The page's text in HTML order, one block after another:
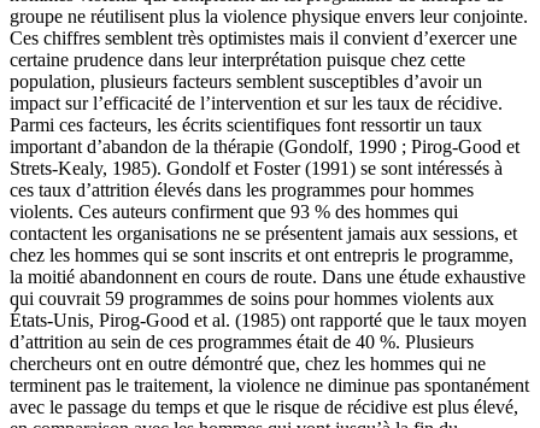
groupe ne réutilisent plus la violence physique envers leur conjointe.
Ces chiffres semblent très optimistes mais il convient d’exercer une
certaine prudence dans leur interprétation puisque chez cette
population, plusieurs facteurs semblent susceptibles d’avoir un
impact sur l’efficacité de l’intervention et sur les taux de récidive.
Parmi ces facteurs, les écrits scientifiques font ressortir un taux
important d’abandon de la thérapie (Gondolf, 1990 ; Pirog-Good et
Strets-Kealy, 1985). Gondolf et Foster (1991) se sont intéressés à
ces taux d’attrition élevés dans les programmes pour hommes
violents. Ces auteurs confirment que 93 % des hommes qui
contactent les organisations ne se présentent jamais aux sessions, et
chez les hommes qui se sont inscrits et ont entrepris le programme,
la moitié abandonnent en cours de route. Dans une étude exhaustive
qui couvrait 59 programmes de soins pour hommes violents aux
États-Unis, Pirog-Good et al. (1985) ont rapporté que le taux moyen
d’attrition au sein de ces programmes était de 40 %. Plusieurs
chercheurs ont en outre démontré que, chez les hommes qui ne
terminent pas le traitement, la violence ne diminue pas spontanément
avec le passage du temps et que le risque de récidive est plus élevé,